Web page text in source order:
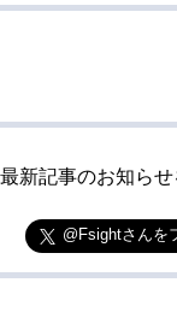
新記事のお知らせ
@Fsightさんを